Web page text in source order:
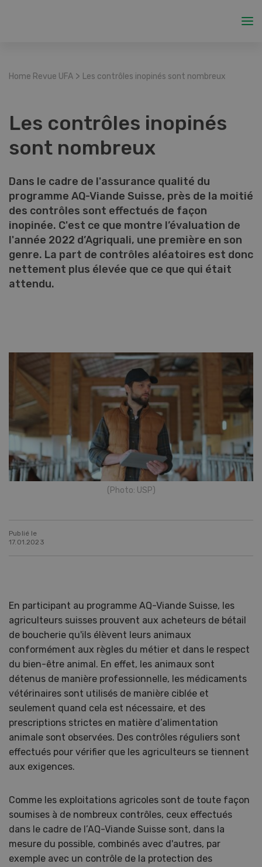
Home Revue UFA > Les contrôles inopinés sont nombreux
Les contrôles inopinés
sont nombreux
Dans le cadre de l'assurance qualité du
programme AQ-Viande Suisse, près de la moitié
des contrôles sont effectués de façon
inopinée. C'est ce que montre l’évaluation de
l'année 2022 d’Agriquali, une première en son
genre. La part de contrôles aléatoires est donc
nettement plus élevée que ce que qui était
attendu.
(Photo: USP)
Publié le
17.01.2023
En participant au programme AQ-Viande Suisse, les
agriculteurs suisses prouvent aux acheteurs de bétail
de boucherie qu'ils élèvent leurs animaux
conformément aux règles du métier et dans le respect
du bien-être animal. En effet, les animaux sont
détenus de manière professionnelle, les médicaments
vétérinaires sont utilisés de manière ciblée et
seulement quand cela est nécessaire, et des
prescriptions strictes en matière d’alimentation
animale sont observées. Des contrôles réguliers sont
effectués pour vérifier que les agriculteurs se tiennent
aux exigences.
Comme les exploitations agricoles sont de toute façon
soumises à de nombreux contrôles, ceux effectués
dans le cadre de l’AQ-Viande Suisse sont, dans la
mesure du possible, combinés avec d'autres, par
exemple avec un contrôle de la protection des